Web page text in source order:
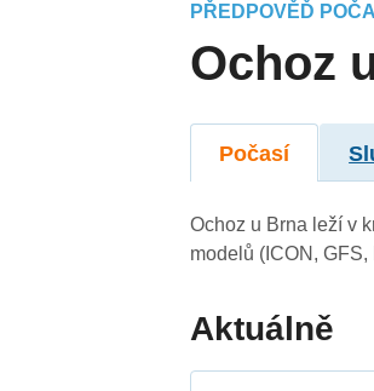
PŘEDPOVĚĎ
Ochoz
Počasí
Ochoz u Brna leží v
modelů (ICON,
Aktuálně